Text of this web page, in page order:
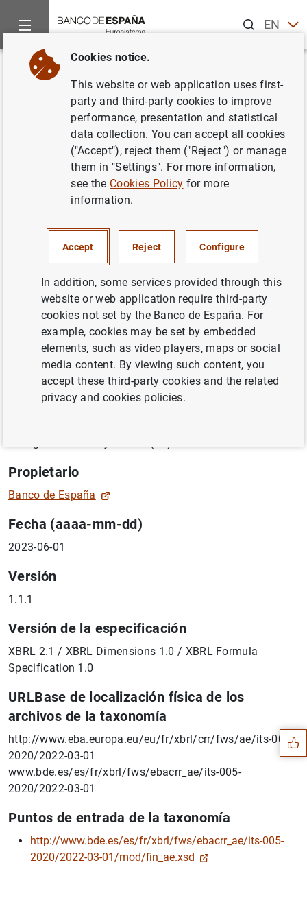
ENES
Home Information Desk
Back
Activos con cargas.
Información sobre la
supervisión de entidades
(AE_3.2)
Disponible para declaraciones desde 2023-06
Ámbito de la aplicación y objetivo de la
taxonomía
Anejos 16 y 17 del Reglamento de Ejecución (UE)
2021/451 de la Comisión, de 17 de diciembre de 2020,
por el que se establecen normas técnicas de ejecución en
relación con la comunicación de información con fines
de supervisión por parte de las entidades, de
Propietario
Banco de España
Fecha (aaaa-mm-dd)
2023-06-01
Versión
1.1.1
Versión de la especificación
XBRL 2.1 / XBRL Dimensions 1.0 / XBRL Formula
Specification 1.0
URLBase de localización física de los
archivos de la taxonomía
http://www.eba.europa.eu/eu/fr/xbrl/crr/fws/ae/its-005-
2020/2022-03-01
www.bde.es/es/fr/xbrl/fws/ebacrr_ae/its-005-
2020/2022-03-01
Puntos de entrada de la taxonomía
http://www.bde.es/es/fr/xbrl/fws/ebacrr_ae/its-005-
2020/2022-03-01/mod/fin_ae.xsd
Suggestions
Cookies notice.
This website or web application uses first-
party and third-party cookies to improve
performance, presentation and statistical
data collection. You can accept all cookies
("Accept"), reject them ("Reject") or manage
them in "Settings". For more information,
see the Cookies Policy for more
information.
Accept Reject Configure
In addition, some services provided through this
website or web application require third-party
cookies not set by the Banco de España. For
example, cookies may be set by embedded
elements, such as video players, maps or social
media content. By viewing such content, you
accept these third-party cookies and the related
privacy and cookies policies.